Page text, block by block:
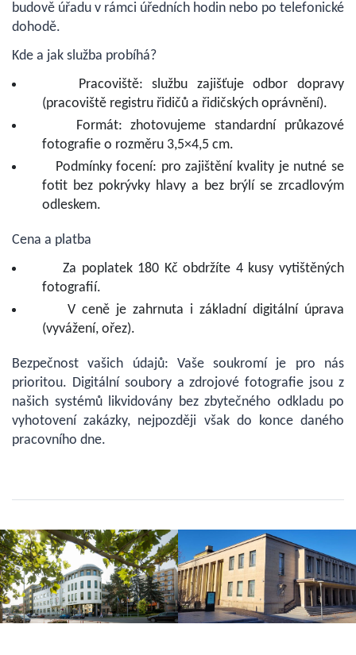
budově úřadu v rámci úředních hodin nebo po telefonické
dohodě.
Kde a jak služba probíhá?
Pracoviště: službu zajišťuje odbor dopravy
(pracoviště registru řidičů a řidičských oprávnění).
Formát: zhotovujeme standardní průkazové
fotografie o rozměru 3,5×4,5 cm.
Podmínky focení: pro zajištění kvality je nutné se
fotit bez pokrývky hlavy a bez brýlí se zrcadlovým
odleskem.
Cena a platba
Za poplatek 180 Kč obdržíte 4 kusy vytištěných
fotografií.
V ceně je zahrnuta i základní digitální úprava
(vyvážení, ořez).
Bezpečnost vašich údajů: Vaše soukromí je pro nás
prioritou. Digitální soubory a zdrojové fotografie jsou z
našich systémů likvidovány bez zbytečného odkladu po
vyhotovení zakázky, nejpozději však do konce daného
pracovního dne.